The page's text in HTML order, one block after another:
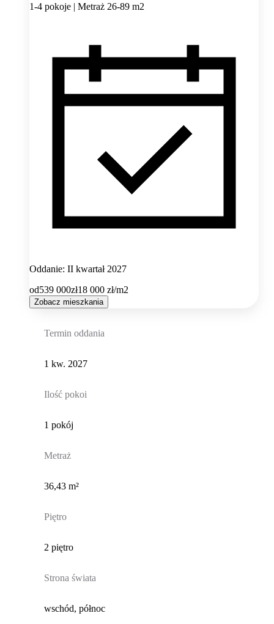
1-4 pokoje | Metraż 26-89 m2
Oddanie: II kwartał 2027
od539 000zł18 000 zł/m2
Zobacz mieszkania
Termin oddania
1 kw. 2027
Ilość pokoi
1 pokój
Metraż
36,43 m²
Piętro
2 piętro
Strona świata
wschód, północ